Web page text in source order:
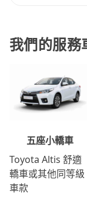
我們的服務
五座小轎車
Toyota Altis 舒適
轎車或其他同等級
車款